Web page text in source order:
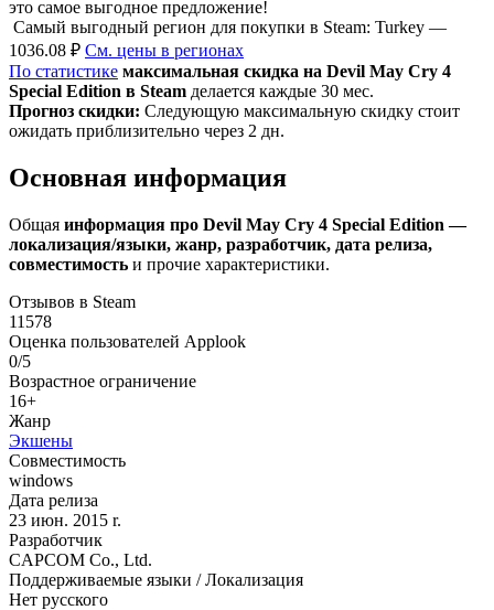
это самое выгодное предложение!
Самый выгодный регион для покупки в Steam: Turkey —
1036.08 ₽ См. цены в регионах
По статистике максимальная скидка на Devil May Cry 4
Special Edition в Steam делается каждые 30 мес.
Прогноз скидки: Следующую максимальную скидку стоит
ожидать приблизительно через 2 дн.
Основная информация
Общая информация про Devil May Cry 4 Special Edition —
локализация/языки, жанр, разработчик, дата релиза,
совместимость и прочие характеристики.
Отзывов в Steam
11578
Оценка пользователей Applook
0/5
Возрастное ограничение
16+
Жанр
Экшены
Совместимость
windows
Дата релиза
23 июн. 2015 r.
Разработчик
CAPCOM Co., Ltd.
Поддерживаемые языки / Локализация
Нет русского